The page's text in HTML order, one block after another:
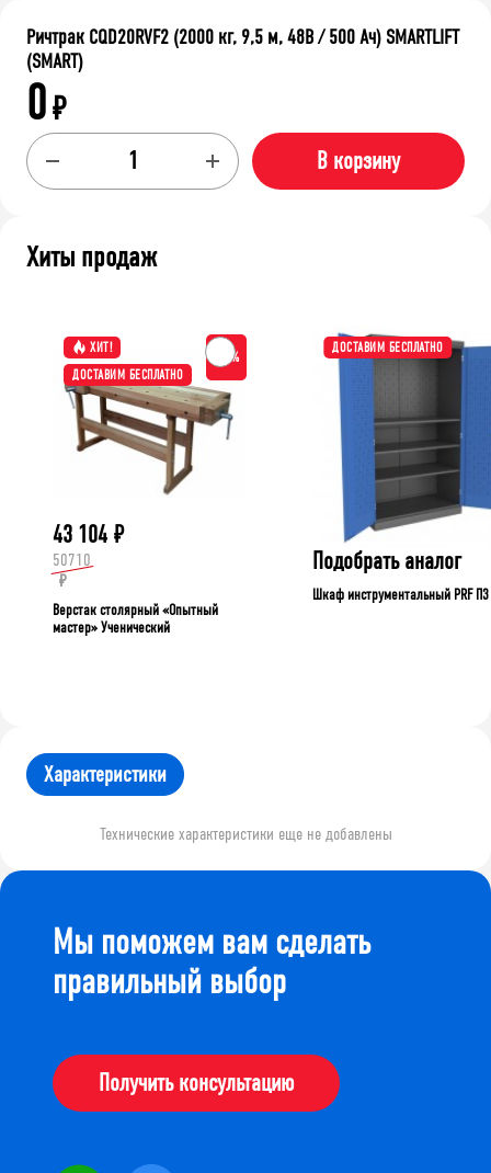
Ричтрак CQD20RVF2 (2000 кг, 9,5 м, 48В / 500 Ач) SMARTLIFT
(SMART)
0₽
В корзину
Хиты продаж
ХИТ!
ДОСТАВИМ БЕСПЛАТНО
-15%
43 104 ₽
50710
₽
Верстак столярный «Опытный
мастер» Ученический
ДОСТАВИМ БЕСПЛАТНО
Подобрать аналог
Шкаф инструментальный PRF П3
Характеристики
Технические характеристики еще не добавлены
Мы поможем вам сделать
правильный выбор
Получить консультацию